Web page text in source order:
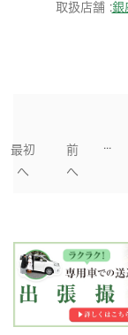
取扱店舗 :銀
最初
へ
前
へ
...